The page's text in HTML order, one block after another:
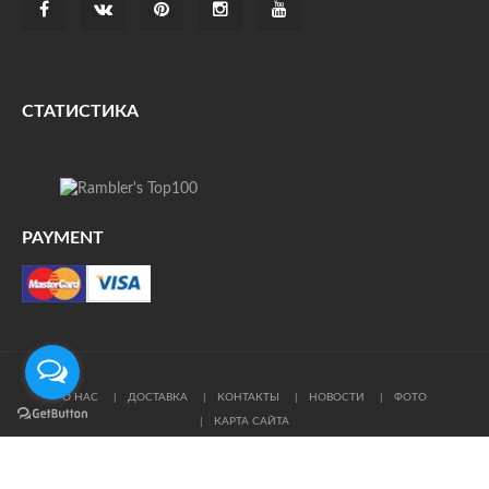
СТАТИСТИКА
PAYMENT
О НАС ДОСТАВКА КОНТАКТЫ НОВОСТИ ФОТО
КАРТА САЙТА